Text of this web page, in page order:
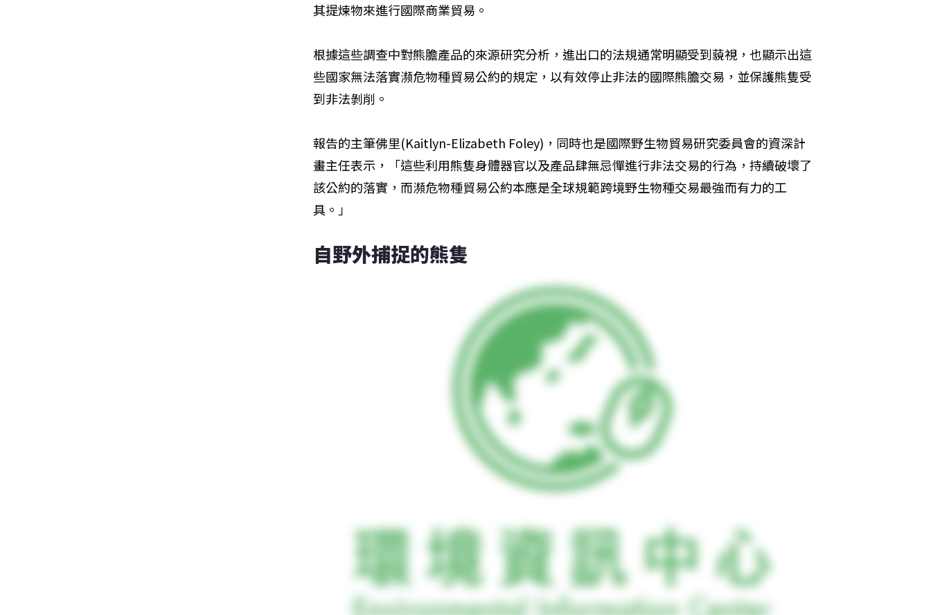
其提煉物來進行國際商業貿易。
根據這些調查中對熊膽產品的來源研究分析，進出口的法規通常明顯受到藐視，也顯示出這
些國家無法落實瀕危物種貿易公約的規定，以有效停止非法的國際熊膽交易，並保護熊隻受
到非法剝削。
報告的主筆佛里(Kaitlyn-Elizabeth Foley)，同時也是國際野生物貿易研究委員會的資深計
畫主任表示，「這些利用熊隻身體器官以及產品肆無忌憚進行非法交易的行為，持續破壞了
該公約的落實，而瀕危物種貿易公約本應是全球規範跨境野生物種交易最強而有力的工
具。」
自野外捕捉的熊隻